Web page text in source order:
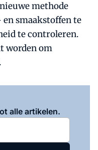
methode
smaakstoffen te
te controleren.
worden om
alle artikelen.